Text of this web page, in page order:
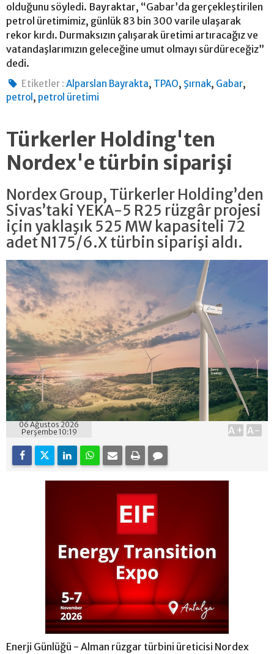
olduğunu söyledi. Bayraktar, “Gabar’da gerçekleştirilen
petrol üretimimiz, günlük 83 bin 300 varile ulaşarak
rekor kırdı. Durmaksızın çalışarak üretimi artıracağız ve
vatandaşlarımızın geleceğine umut olmayı sürdüreceğiz”
dedi.
Etiketler : Alparslan Bayrakta, TPAO, Şırnak, Gabar,
petrol , petrol üretimi
Türkerler Holding'ten
Nordex'e türbin siparişi
Nordex Group, Türkerler Holding’den
Sivas’taki YEKA-5 R25 rüzgâr projesi
için yaklaşık 525 MW kapasiteli 72
adet N175/6.X türbin siparişi aldı.
06 Ağustos 2026
Perşembe 10:19
A+ A-
Enerji Günlüğü - Alman rüzgar türbini üreticisi Nordex